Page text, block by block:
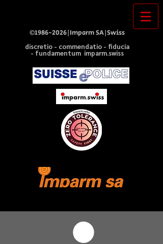
©1986-2026|Imparm SA|Swiss
discretio - commendatio - fiducia
- fundamentum imparm.swiss